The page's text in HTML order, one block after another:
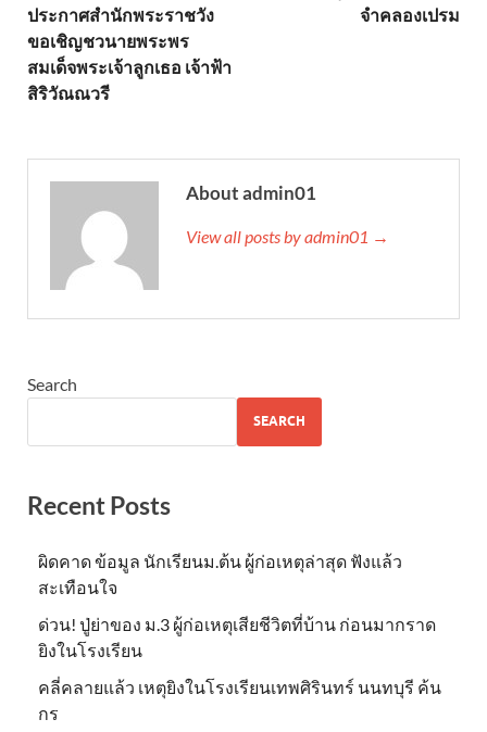
ประกาศสำนักพระราชวัง
ขอเชิญชวนายพระพร
สมเด็จพระเจ้าลูกเธอ เจ้าฟ้า
สิริวัณณวรี
จำคลองเปรม
About admin01
View all posts by admin01 →
Search
SEARCH
Recent Posts
ผิดคาด ข้อมูล นักเรียนม.ต้น ผู้ก่อเหตุล่าสุด ฟังแล้ว
สะเทือนใจ
ด่วน! ปู่ย่าของ ม.3 ผู้ก่อเหตุเสียชีวิตที่บ้าน ก่อนมากราด
ยิงในโรงเรียน
คลี่คลายแล้ว เหตุยิงในโรงเรียนเทพศิรินทร์ นนทบุรี ค้น
กร